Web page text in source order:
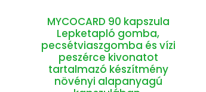
MYCOCARD 90 kapszula
Lepketapló gomba,
pecsétviaszgomba és vízi
peszérce kivonatot
tartalmazó készítmény
növényi alapanyagú